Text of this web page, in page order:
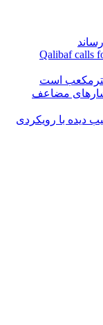
Qalibaf calls
فشارهای مضاعف
دیده با رویکردی